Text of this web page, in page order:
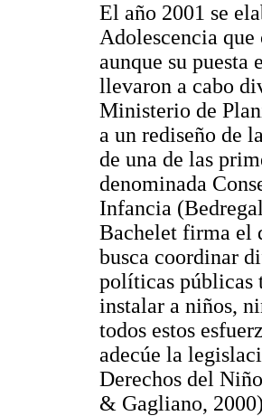
El año 2001 se
Adolescencia
aunque su puesta
llevaron a cabo
Ministerio de
a un rediseño de
de una de las
denominada
Infancia
Bachelet firma el
busca coordinar
políticas públicas
instalar a niños,
todos estos
adecúe la
Derechos del
& Gagliano,